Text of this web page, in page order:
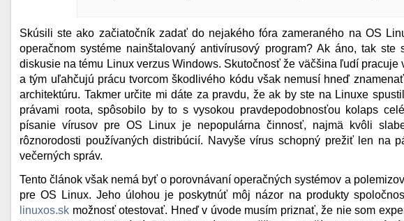
Skúsili ste ako začiatočník zadať do nejakého fóra zameraného na OS
operačnom systéme nainštalovaný antivírusový program? Ak áno, tak
diskusie na tému Linux verzus Windows. Skutočnosť že väčšina ľudí pracuje
a tým uľahčujú prácu tvorcom škodlivého kódu však nemusí hneď
architektúru. Takmer určite mi dáte za pravdu, že ak by ste na Linuxe
právami roota, spôsobilo by to s vysokou pravdepodobnosťou kolaps
písanie vírusov pre OS Linux je nepopulárna činnosť, najmä kvôli
rôznorodosti používaných distribúcií. Navyše vírus schopný prežiť len na
večerných správ.
Tento článok však nemá byť o porovnávaní operačných systémov a
pre OS Linux. Jeho úlohou je poskytnúť môj názor na produkty
linuxos.sk možnosť otestovať. Hneď v úvode musím priznať, že nie som